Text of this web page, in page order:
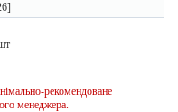
рекомендоване
менеджера.